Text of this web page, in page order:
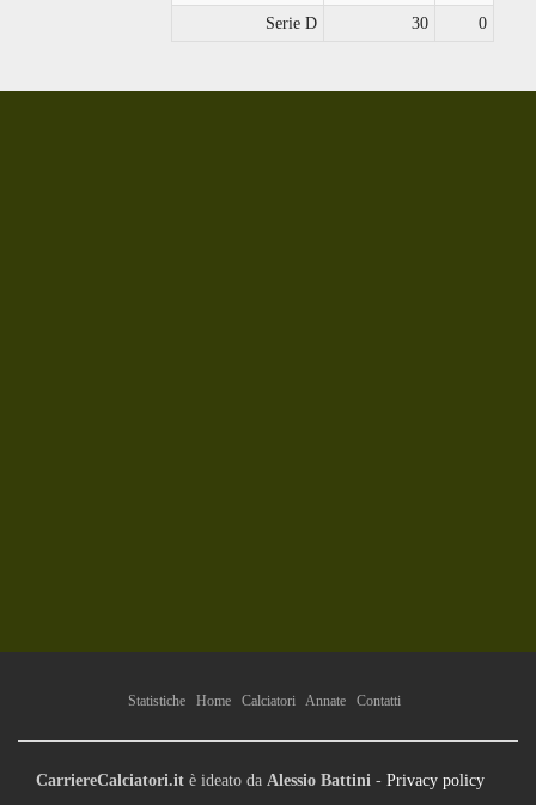
Serie D
30 0
Statistiche Home Calciatori Annate Contatti
CarriereCalciatori.it è ideato da Alessio Battini - Privacy policy